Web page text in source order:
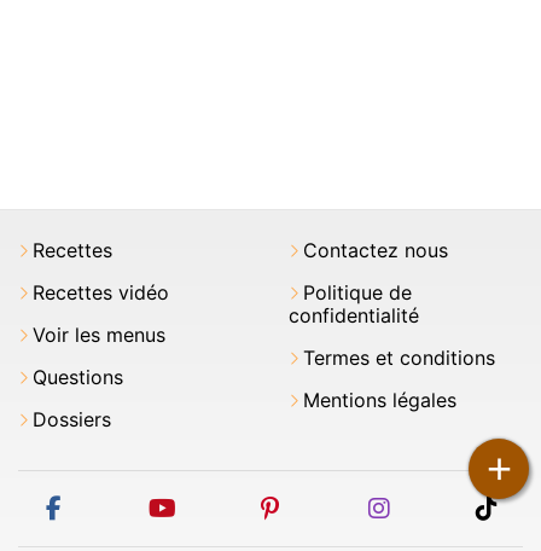
+
Recettes
Recettes vidéo
Voir les menus
Questions
Dossiers
Contactez nous
Politique de
confidentialité
Termes et conditions
Mentions légales
facebook youtube pinterest instagram